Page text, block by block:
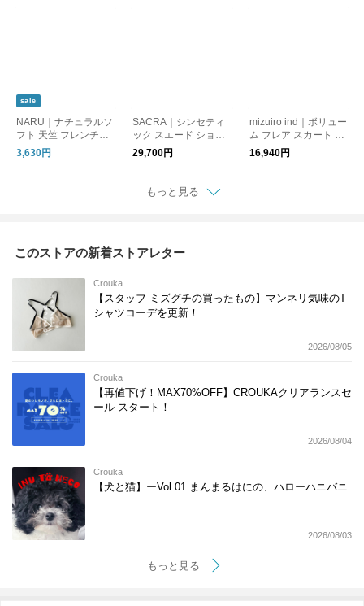
sale
NARU｜ナチュラルソ
フト 天竺 フレンチス
リーブT 半袖シャツ T
シャツ 674306 ナル
3,630円
SACRA｜シンセティ
ック スエード ショー
ツ パンツ ボトムス SY
NTHETIC SUEDE SH
クラ
29,700円
mizuiro ind｜ボリュー
ム フレア スカート ロ
ングスカート イージ
ースカート volume fla
16,940円
もっと見る
このストアの新着ストアレター
Crouka
【スタッフ ミズグチの買ったもの】マンネリ気味のT
シャツコーデを更新！
2026/08/05
Crouka
【再値下げ！MAX70%OFF】CROUKAクリアランスセ
ール スタート！
2026/08/04
Crouka
【犬と猫】ーVol.01 まんまるはにの、ハローハニバニ
2026/08/03
もっと見る